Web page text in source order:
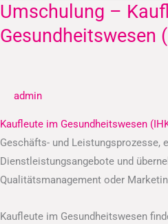
Umschulung –
Gesundheitswesen
admin
Kaufleute im Gesundheitswesen
Geschäfts- und Leistungsprozesse,
Dienstleistungsangebote und
Qualitätsmanagement oder
Kaufleute im Gesundheitswesen
Umschulung
–
Kaufleute
(IHK)